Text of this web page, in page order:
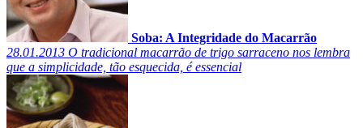
Soba: A Integridade do Macarrão
28.01.2013 O tradicional macarrão de trigo sarraceno nos lembra
que a simplicidade, tão esquecida, é essencial